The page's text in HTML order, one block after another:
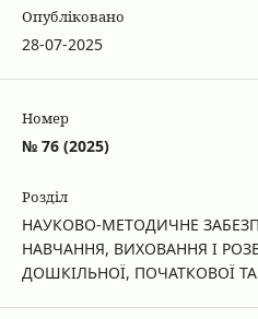
Опубліковано
28-07-2025
Номер
№ 76 (2025)
Розділ
НАУКОВО-МЕТОДИЧНЕ
НАВЧАННЯ, ВИХОВАННЯ І
ДОШКІЛЬНОЇ, ПОЧАТКОВОЇ